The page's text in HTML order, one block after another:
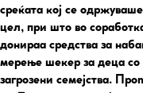
среќата кој се
цел, при што во
донираа средства за
мерење шекер за деца со
загрозени семејства.